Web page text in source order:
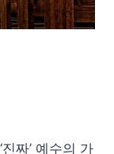
짜’ 예수의 가